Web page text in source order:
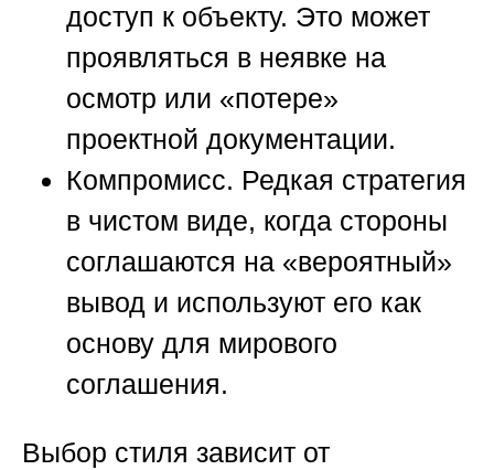
доступ к объекту. Это может
проявляться в неявке на
осмотр или «потере»
проектной документации.
Компромисс. Редкая стратегия
в чистом виде, когда стороны
соглашаются на «вероятный»
вывод и используют его как
основу для мирового
соглашения.
Выбор стиля зависит от